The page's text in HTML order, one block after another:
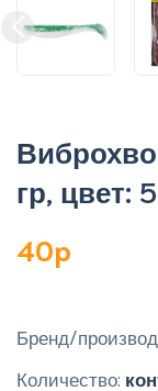
гр, цвет:
40p
Бренд/
Количество: